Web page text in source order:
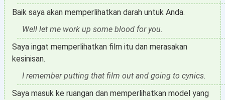
Baik saya akan memperlihatkan darah untuk Anda.
Well let me work up some blood for you.
Saya ingat memperlihatkan film itu dan merasakan
kesinisan.
I remember putting that film out and going to cynics.
Saya masuk ke ruangan dan memperlihatkan model yang